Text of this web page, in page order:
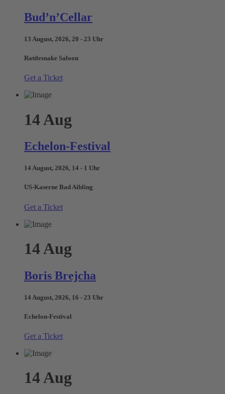
Bud’n’Cellar
13 August, 2026, 20 - 23 Uhr
Rattlesnake Saloon
Get a Ticket
14Aug
Echelon-Festival
14 August, 2026, 14 - 1 Uhr
US-Kaserne Bad Aibling
Get a Ticket
14Aug
Boris Brejcha
14 August, 2026, 16 - 23 Uhr
Echelon-Festival
Get a Ticket
14Aug